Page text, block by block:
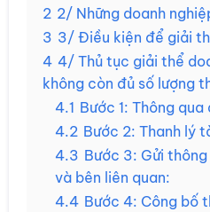
2 2/ Những doanh
3 3/ Điều kiện để giải
4 4/ Thủ tục giải thể
không còn đủ số lượng
4.1 Bước 1: Thông
4.2 Bước 2: Thanh lý
4.3 Bước 3: Gửi
và bên liên quan:
4.4 Bước 4: Công bố